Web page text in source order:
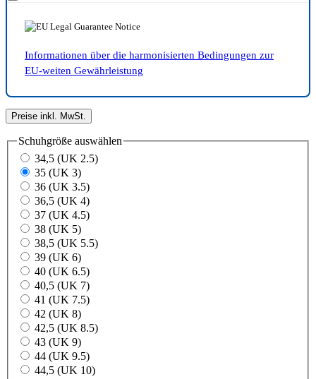
Informationen über die harmonisierten Bedingungen zur
EU-weiten Gewährleistung
Preise inkl. MwSt.
Schuhgröße auswählen
34,5 (UK 2.5)
35 (UK 3)
36 (UK 3.5)
36,5 (UK 4)
37 (UK 4.5)
38 (UK 5)
38,5 (UK 5.5)
39 (UK 6)
40 (UK 6.5)
40,5 (UK 7)
41 (UK 7.5)
42 (UK 8)
42,5 (UK 8.5)
43 (UK 9)
44 (UK 9.5)
44,5 (UK 10)